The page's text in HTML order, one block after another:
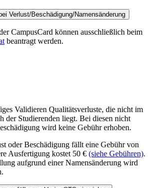
Verlust/Beschädigung/Namensänderung
CampusCard können ausschließlich beim
beantragt werden.
Validieren Qualitätsverluste, die nicht im
der Studierenden liegt. Bei diesen nicht
wird keine Gebühr erhoben.
oder Beschädigung fällt eine Gebühr von
Ausfertigung kostet 50 € (siehe Gebühren).
aufgrund einer Namensänderung wird